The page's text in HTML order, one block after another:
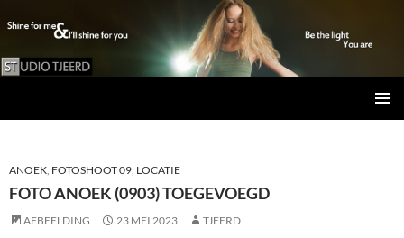
INHOUD
ANOEK, FOTOSHOOT 09, LOCATIE
FOTO ANOEK (0903) TOEGEVOEGD
AFBEELDING 23 MEI 2023 TJEERD